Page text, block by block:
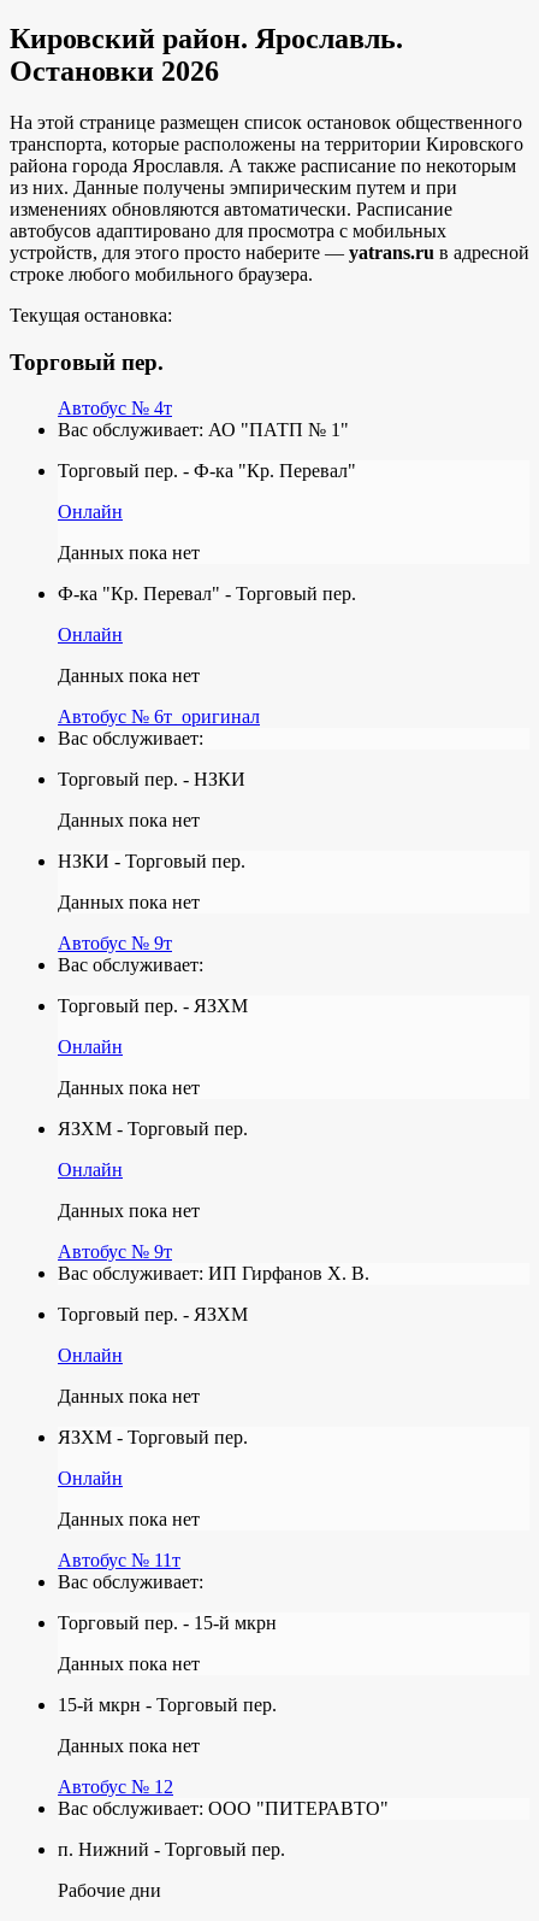
Кировский район. Ярославль.
Остановки 2026
На этой странице размещен список остановок общественного
транспорта, которые расположены на территории Кировского
района города Ярославля. А также расписание по некоторым
из них. Данные получены эмпирическим путем и при
изменениях обновляются автоматически. Расписание
автобусов адаптировано для просмотра с мобильных
устройств, для этого просто наберите — yatrans.ru в адресной
строке любого мобильного браузера.
Текущая остановка:
Торговый пер.
Автобус № 4т
Вас обслуживает: АО "ПАТП № 1"
Торговый пер. - Ф-ка "Кр. Перевал"
Онлайн
Данных пока нет
Ф-ка "Кр. Перевал" - Торговый пер.
Онлайн
Данных пока нет
Автобус № 6т_оригинал
Вас обслуживает:
Торговый пер. - НЗКИ
Данных пока нет
НЗКИ - Торговый пер.
Данных пока нет
Автобус № 9т
Вас обслуживает:
Торговый пер. - ЯЗХМ
Онлайн
Данных пока нет
ЯЗХМ - Торговый пер.
Онлайн
Данных пока нет
Автобус № 9т
Вас обслуживает: ИП Гирфанов Х. В.
Торговый пер. - ЯЗХМ
Онлайн
Данных пока нет
ЯЗХМ - Торговый пер.
Онлайн
Данных пока нет
Автобус № 11т
Вас обслуживает:
Торговый пер. - 15-й мкрн
Данных пока нет
15-й мкрн - Торговый пер.
Данных пока нет
Автобус № 12
Вас обслуживает: ООО "ПИТЕРАВТО"
п. Нижний - Торговый пер.
Рабочие дни